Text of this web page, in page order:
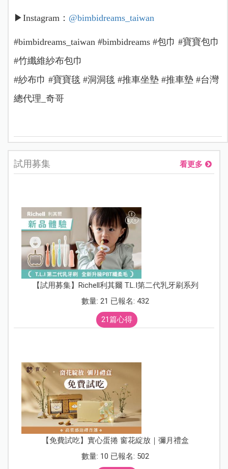
▶Instagram： @bimbidreams_taiwan
#bimbidreams_taiwan #bimbidreams #包巾 #寶寶包巾
#竹纖維紗布包巾
#紗布巾 #寶寶毯 #洞洞毯 #推車坐墊 #推車墊 #台灣
總代理_奇哥
試用募集 看更多
【試用募集】Richell利其爾 T.L.I第二代乳牙刷系列
數量: 21 已報名: 432
21篇心得
【免費試吃】實心蛋捲 窗花綻放｜彌月禮盒
數量: 10 已報名: 502